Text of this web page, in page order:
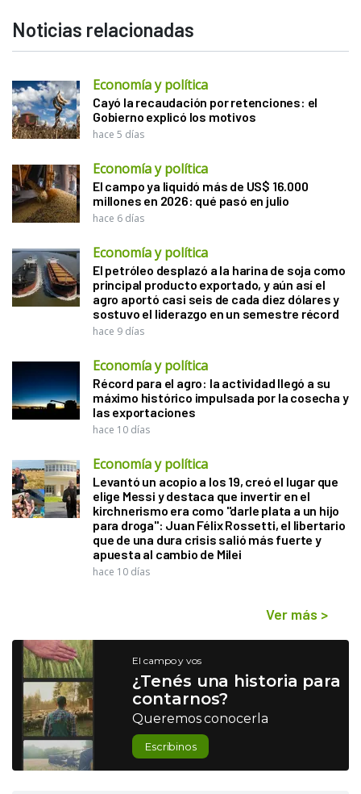
Noticias relacionadas
Economía y política
Cayó la recaudación por retenciones: el
Gobierno explicó los motivos
hace 5 días
Economía y política
El campo ya liquidó más de US$ 16.000
millones en 2026: qué pasó en julio
hace 6 días
Economía y política
El petróleo desplazó a la harina de soja como
principal producto exportado, y aún así el
agro aportó casi seis de cada diez dólares y
sostuvo el liderazgo en un semestre récord
hace 9 días
Economía y política
Récord para el agro: la actividad llegó a su
máximo histórico impulsada por la cosecha y
las exportaciones
hace 10 días
Economía y política
Levantó un acopio a los 19, creó el lugar que
elige Messi y destaca que invertir en el
kirchnerismo era como "darle plata a un hijo
para droga": Juan Félix Rossetti, el libertario
que de una dura crisis salió más fuerte y
apuesta al cambio de Milei
hace 10 días
Ver más >
El campo y vos
¿Tenés una historia para
contarnos?
Queremos conocerla
Escribinos